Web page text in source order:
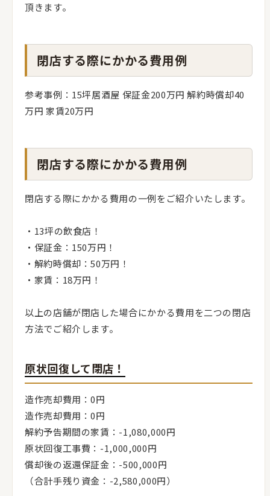
頂きます。
閉店する際にかかる費用例
参考事例：15坪居酒屋 保証金200万円 解約時償却40
万円 家賃20万円
閉店する際にかかる費用例
閉店する際にかかる費用の一例をご紹介いたします。
・13坪の飲食店！
・保証金：150万円！
・解約時償却：50万円！
・家賃：18万円！
以上の店舗が閉店した場合にかかる費用を二つの閉店
方法でご紹介します。
原状回復して閉店！
造作売却費用：0円
造作売却費用：0円
解約予告期間の家賃：-1,080,000円
原状回復工事費：-1,000,000円
償却後の返還保証金：-500,000円
（合計手残り資金：-2,580,000円）